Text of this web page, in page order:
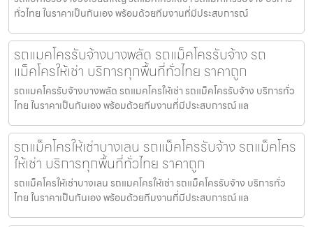
ทั่วไทย ในราคาเป็นกันเอง พร้อมด้วยทีมงานที่มีประสบการณ์
รถแมคโครรับจ้างบางพลัด รถแม็คโครรับจ้าง รถ
แม็คโครให้เช่า บริการทุกพื้นที่ทั่วไทย ราคาถูก
รถแมคโครรับจ้างบางพลัด รถแมคโครให้เช่า รถแม็คโครรับจ้าง บริการทั่ว
ไทย ในราคาเป็นกันเอง พร้อมด้วยทีมงานที่มีประสบการณ์ แล
รถแม็คโครให้เช่าบางเลน รถแม็คโครรับจ้าง รถแม็คโคร
ให้เช่า บริการทุกพื้นที่ทั่วไทย ราคาถูก
รถแม็คโครให้เช่าบางเลน รถแมคโครให้เช่า รถแม็คโครรับจ้าง บริการทั่ว
ไทย ในราคาเป็นกันเอง พร้อมด้วยทีมงานที่มีประสบการณ์ แล